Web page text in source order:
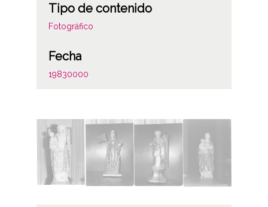
Tipo de contenido
Fotográfico
Fecha
19830000
Procede de transferencia R-328.4
Licencia de las imágenes
CC BY-NC-SA 4.0